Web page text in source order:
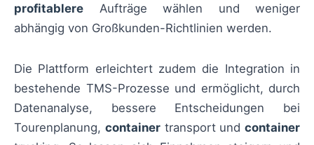
profitablere Aufträge wählen und weniger
abhängig von Großkunden-Richtlinien werden.
Die Plattform erleichtert zudem die Integration in
bestehende TMS-Prozesse und ermöglicht, durch
Datenanalyse, bessere Entscheidungen bei
Tourenplanung, containertransport und container